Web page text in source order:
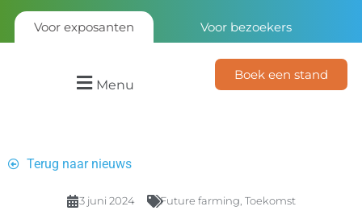
Voor exposanten Voor bezoekers
Menu
Boek een stand
Terug naar nieuws
3 juni 2024 Future farming Toekomst